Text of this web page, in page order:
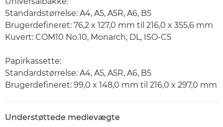
Standardstørrelse: A4, A5, A5R, A6, B5
Brugerdefineret: 76,2 x 127,0 mm til 216,0 x 355,6 mm
Kuvert: COM10 No.10, Monarch, DL, ISO-C5
Papirkassette:
Standardstørrelse: A4, A5, A5R, A6, B5
Brugerdefineret: 99,0 x 148,0 mm til 216,0 x 297,0 mm
Understøttede medievægte